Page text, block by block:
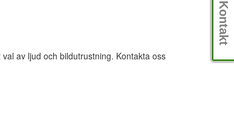
av ljud och bildutrustning. Kontakta oss
Kontakt